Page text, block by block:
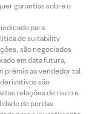
garantias sobre o
para
de suitability
são negociados
em data futura,
prêmio ao vendedor tal
são
relações de risco e
de perdas